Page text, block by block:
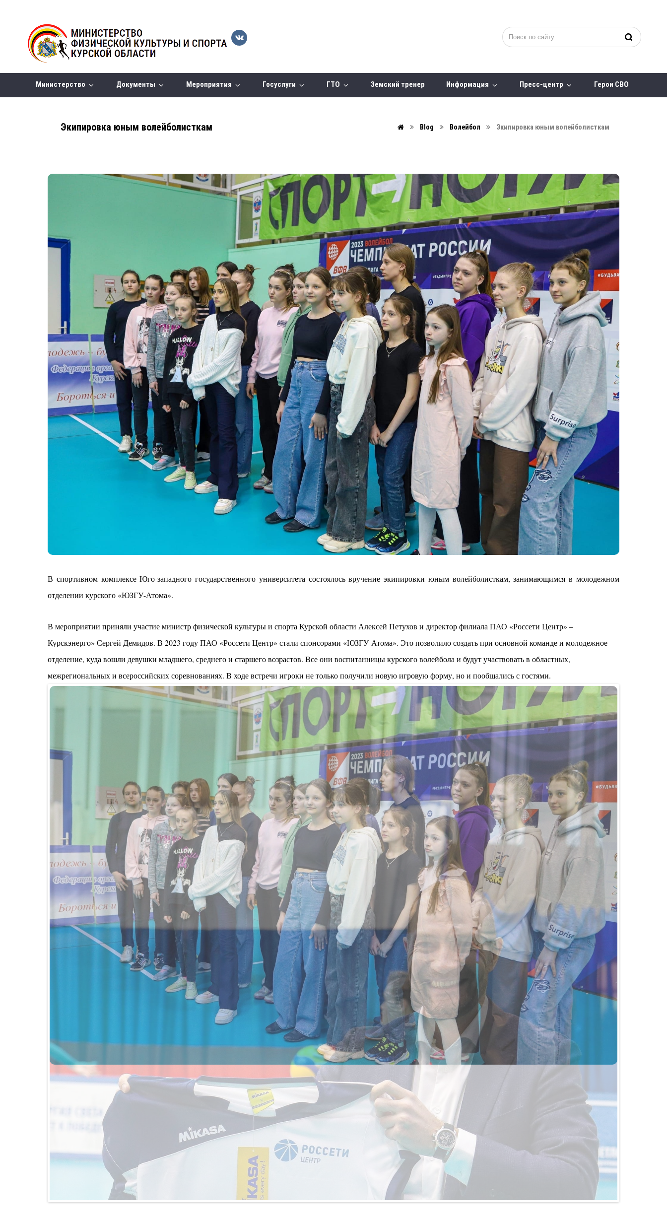
Министерство Документы Мероприятия Госуслуги ГТО Земский тренер Информация Пресс-центр Герои СВО
Экипировка юным волейболисткам Blog Волейбол Экипировка юным волейболисткам
В спортивном комплексе Юго-западного государственного университета состоялось вручение экипировки юным волейболисткам, занимающимся в молодежном
отделении курского «ЮЗГУ-Атома».
В мероприятии приняли участие министр физической культуры и спорта Курской области Алексей Петухов и директор филиала ПАО «Россети Центр» –
Курскэнерго» Сергей Демидов. В 2023 году ПАО «Россети Центр» стали спонсорами «ЮЗГУ-Атома». Это позволило создать при основной команде и молодежное
отделение, куда вошли девушки младшего, среднего и старшего возрастов. Все они воспитанницы курского волейбола и будут участвовать в областных,
межрегиональных и всероссийских соревнованиях. В ходе встречи игроки не только получили новую игровую форму, но и пообщались с гостями.